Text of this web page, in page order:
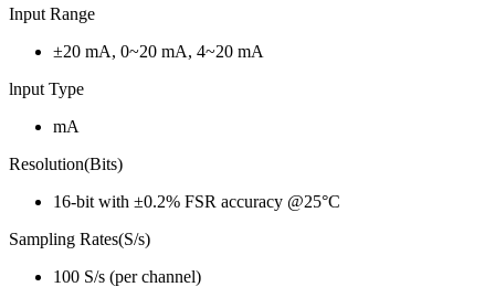
Input Range
±20 mA, 0~20 mA, 4~20 mA
lnput Type
mA
Resolution(Bits)
16-bit with ±0.2% FSR accuracy @25°C
Sampling Rates(S/s)
100 S/s (per channel)